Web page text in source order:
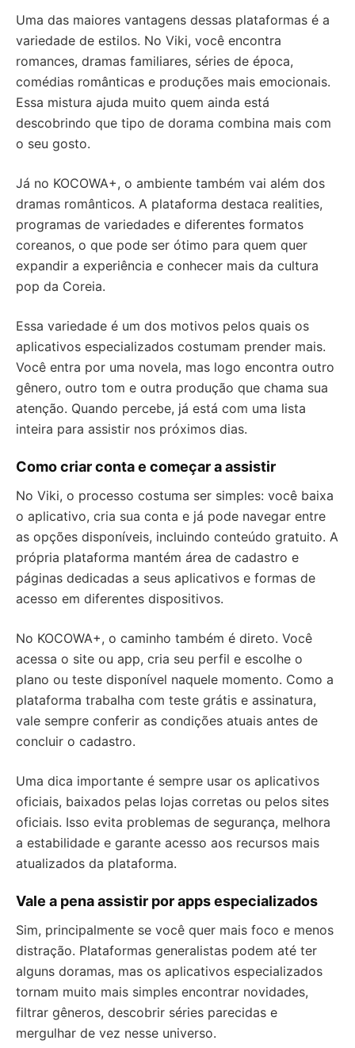
Uma das maiores vantagens dessas plataformas é a
variedade de estilos. No Viki, você encontra
romances, dramas familiares, séries de época,
comédias românticas e produções mais emocionais.
Essa mistura ajuda muito quem ainda está
descobrindo que tipo de dorama combina mais com
o seu gosto.
Já no KOCOWA+, o ambiente também vai além dos
dramas românticos. A plataforma destaca realities,
programas de variedades e diferentes formatos
coreanos, o que pode ser ótimo para quem quer
expandir a experiência e conhecer mais da cultura
pop da Coreia.
Essa variedade é um dos motivos pelos quais os
aplicativos especializados costumam prender mais.
Você entra por uma novela, mas logo encontra outro
gênero, outro tom e outra produção que chama sua
atenção. Quando percebe, já está com uma lista
inteira para assistir nos próximos dias.
Como criar conta e começar a assistir
No Viki, o processo costuma ser simples: você baixa
o aplicativo, cria sua conta e já pode navegar entre
as opções disponíveis, incluindo conteúdo gratuito. A
própria plataforma mantém área de cadastro e
páginas dedicadas a seus aplicativos e formas de
acesso em diferentes dispositivos.
No KOCOWA+, o caminho também é direto. Você
acessa o site ou app, cria seu perfil e escolhe o
plano ou teste disponível naquele momento. Como a
plataforma trabalha com teste grátis e assinatura,
vale sempre conferir as condições atuais antes de
concluir o cadastro.
Uma dica importante é sempre usar os aplicativos
oficiais, baixados pelas lojas corretas ou pelos sites
oficiais. Isso evita problemas de segurança, melhora
a estabilidade e garante acesso aos recursos mais
atualizados da plataforma.
Vale a pena assistir por apps especializados
Sim, principalmente se você quer mais foco e menos
distração. Plataformas generalistas podem até ter
alguns doramas, mas os aplicativos especializados
tornam muito mais simples encontrar novidades,
filtrar gêneros, descobrir séries parecidas e
mergulhar de vez nesse universo.